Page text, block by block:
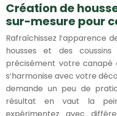
Création de
sur-mesure pour
Rafraîchissez l’apparence
housses et des coussins
précisément votre canapé
s’harmonise avec votre
demande un peu de
résultat en vaut la